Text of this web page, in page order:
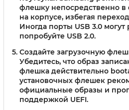
флешку непосредственно в
на корпусе, избегая
Иногда порты USB 3.0 могут
попробуйте USB 2.0.
Создайте загрузочную
Убедитесь, что образ
флешка действительно
установочных флешек
официальные образы и
поддержкой UEFI.